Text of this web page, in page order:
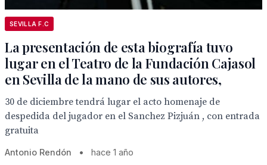
SEVILLA F.C
La presentación de esta biografía tuvo
lugar en el Teatro de la Fundación Cajasol
en Sevilla de la mano de sus autores,
30 de diciembre tendrá lugar el acto homenaje de
despedida del jugador en el Sanchez Pizjuán , con entrada
gratuita
Antonio Rendón • hace 1 año